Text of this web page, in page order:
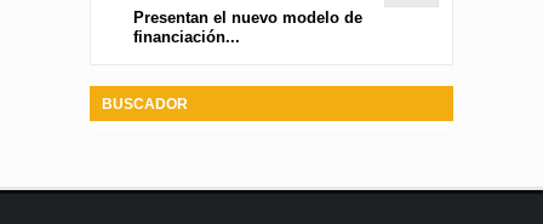
Presentan el nuevo modelo de
financiación...
BUSCADOR